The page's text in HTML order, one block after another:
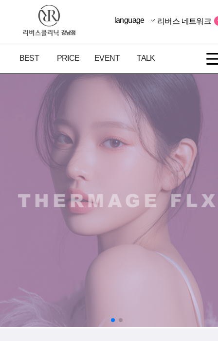
BEST PRICE EVENT TALK
language 리버스 네트워크